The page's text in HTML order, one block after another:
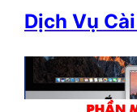
Dịch Vụ